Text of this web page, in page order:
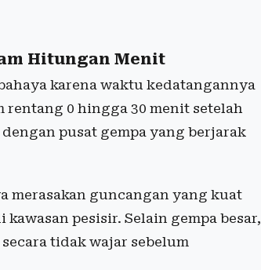
Hitungan Menit
karena waktu kedatangannya
rentang 0 hingga 30 menit setelah
pusat gempa yang berjarak
merasakan guncangan yang kuat
pesisir. Selain gempa besar,
tidak wajar sebelum